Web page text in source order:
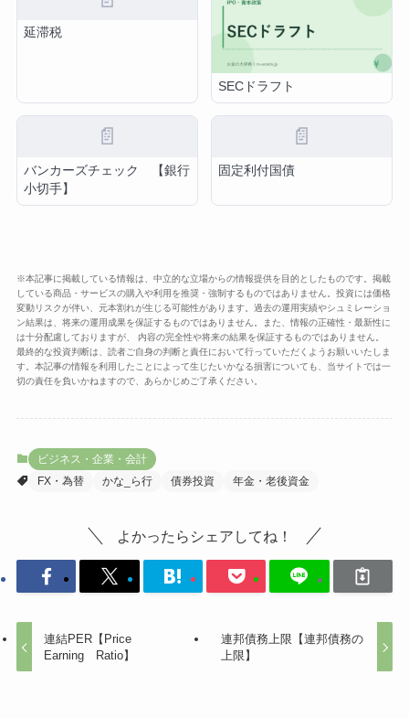
延滞税
SECドラフト
📄
バンカーズチェック 【銀行
小切手】
📄
固定利付国債
※本記事に掲載している情報は、中立的な立場からの情報提供を目的としたものです。掲載
している商品・サービスの購入や利用を推奨・強制するものではありません。投資には価格
変動リスクが伴い、元本割れが生じる可能性があります。過去の運用実績やシュミレーショ
ン結果は、将来の運用成果を保証するものではありません。また、情報の正確性・最新性に
は十分配慮しておりますが、 内容の完全性や将来の結果を保証するものではありません。
最終的な投資判断は、読者ご自身の判断と責任において行っていただくようお願いいたしま
す。本記事の情報を利用したことによって生じたいかなる損害についても、当サイトでは一
切の責任を負いかねますので、あらかじめご了承ください。
ビジネス・企業・会計
FX・為替
かな_ら行 債券投資 年金・老後資金
よかったらシェアしてね！
連結PER【Price
Earning Ratio】
連邦債務上限【連邦債務の
上限】